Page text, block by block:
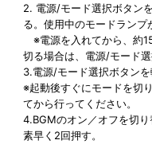
2. 電源/モード選択ボタン
る。使用中のモードランプ
※電源を入れてから、約
切る場合は、電源/モード
3.電源/モード選択ボタンを
※起動後すぐにモードを切
てから行ってください。
4.BGMのオン／オフを切
素早く2回押す。